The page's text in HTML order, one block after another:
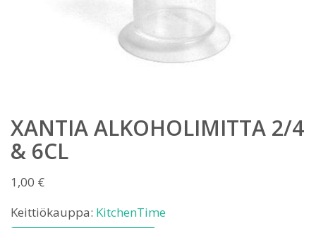
XANTIA ALKOHOLIMITTA 2/4
& 6CL
1,00 €
Keittiökauppa: KitchenTime